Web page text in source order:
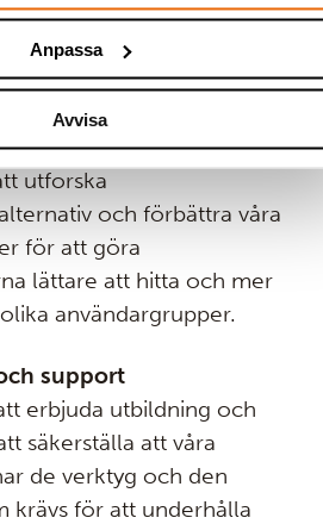
Anpassa
Avvisa
innehållet mer
lättare att navigera för
och SEO
utforska
och förbättra våra
för att göra
lättare att hitta och mer
användargrupper.
support
erbjuda utbildning och
säkerställa att våra
de verktyg och den
krävs för att underhålla